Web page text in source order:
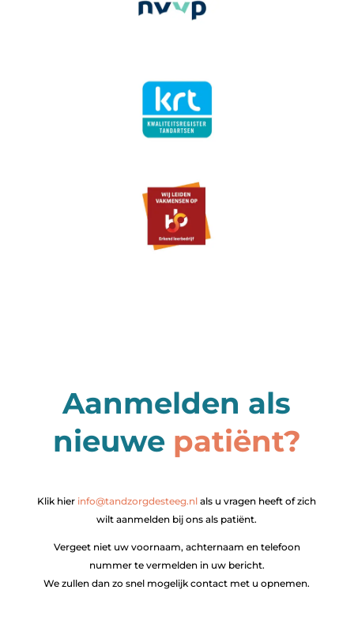
Aanmelden als
nieuwe patiënt?
Klik hier info@tandzorgdesteeg.nl als u vragen heeft of zich
wilt aanmelden bij ons als patiënt.
Vergeet niet uw voornaam, achternaam en telefoon
nummer te vermelden in uw bericht.
We zullen dan zo snel mogelijk contact met u opnemen.